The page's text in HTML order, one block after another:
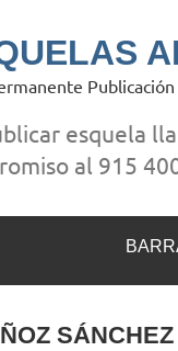
Publicación
esquela
al 915
SÁNCHEZ